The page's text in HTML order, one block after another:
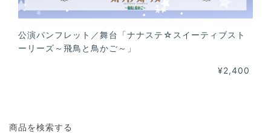
公演パンフレット／舞台「ナナステ☆スイーティブスト
ーリーズ～飛鳥と鳥かご～」
¥2,400
商品を検索する